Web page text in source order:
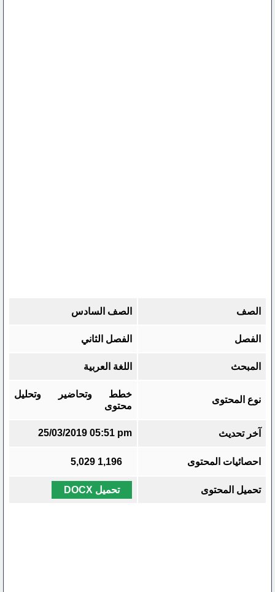
الصف الصف السادس
الفصل الفصل الثاني
المبحث اللغة العربية
نوع المحتوى
خطط وتحاضير وتحليل
محتوى
آخر تحديث 25/03/2019 05:51 pm
احصائيات المحتوى 1,196
5,029
تحميل المحتوى تحميل DOCX